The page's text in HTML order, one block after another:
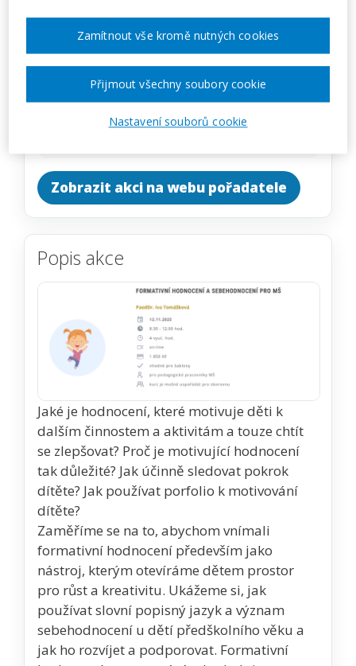
MÍSTO
Zobrazit akci na webu pořadatele
Popis akce
Jaké je hodnocení, které motivuje děti k
dalším činnostem a aktivitám a touze chtít
se zlepšovat? Proč je motivující hodnocení
tak důležité? Jak účinně sledovat pokrok
dítěte? Jak používat porfolio k motivování
dítěte?
Zaměříme se na to, abychom vnímali
formativní hodnocení především jako
nástroj, kterým otevíráme dětem prostor
pro růst a kreativitu. Ukážeme si, jak
používat slovní popisný jazyk a význam
sebehodnocení u dětí předškolního věku a
jak ho rozvíjet a podporovat. Formativní
Nastavení souborů cookie
Zamítnout vše kromě nutných cookies
Přijmout všechny soubory cookie